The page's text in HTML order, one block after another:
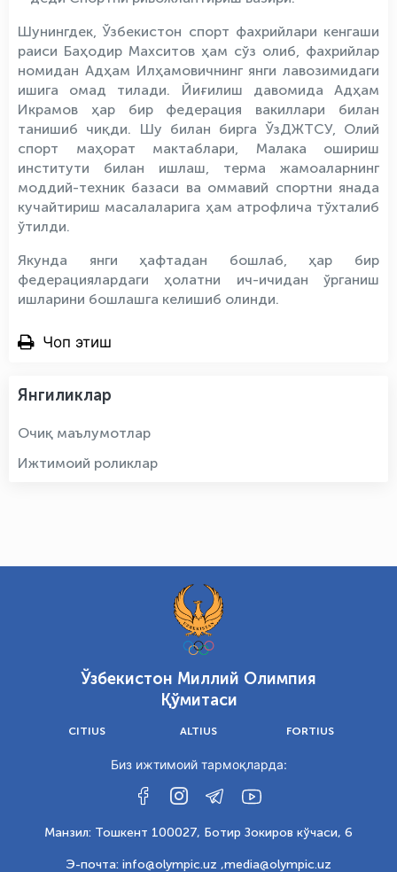
Шунингдек, Ўзбекистон спорт фахрийлари кенгаши
раиси Баҳодир Махситов ҳам сўз олиб, фахрийлар
номидан Адҳам Илҳамовичнинг янги лавозимидаги
ишига омад тилади. Йиғилиш давомида Адҳам
Икрамов ҳар бир федерация вакиллари билан
танишиб чиқди. Шу билан бирга ЎзДЖТСУ, Олий
спорт маҳорат мактаблари, Малака ошириш
институти билан ишлаш, терма жамоаларнинг
моддий-техник базаси ва оммавий спортни янада
кучайтириш масалаларига ҳам атрофлича тўхталиб
ўтилди.
Якунда янги ҳафтадан бошлаб, ҳар бир
федерациялардаги ҳолатни ич-ичидан ўрганиш
ишларини бошлашга келишиб олинди.
Чоп этиш
Янгиликлар
Очиқ маълумотлар
Ижтимоий роликлар
Ўзбекистон Миллий Олимпия
Қўмитаси
CITIUS ALTIUS FORTIUS
Биз ижтимоий тармоқларда:
Манзил: Тошкент 100027, Ботир Зокиров кўчаси, 6
Э-почта: info@olympic.uz ,media@olympic.uz